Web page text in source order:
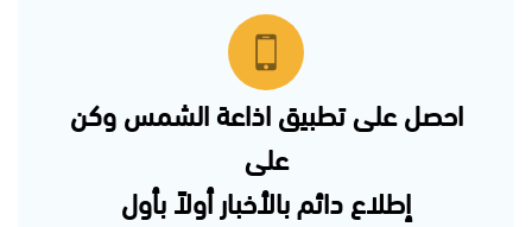
احصل على تطبيق اذاعة الشمس وكن
على
إطلاع دائم بالأخبار أولاً بأول